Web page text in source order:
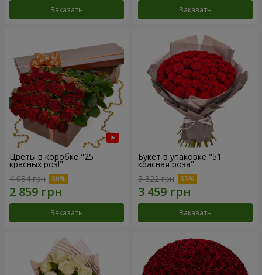
Заказать Заказать
Цветы в коробке "25
красных роз!"
4 084 грн
Заказать
Букет в упаковке "51
красная роза"
5 322 грн
Заказать